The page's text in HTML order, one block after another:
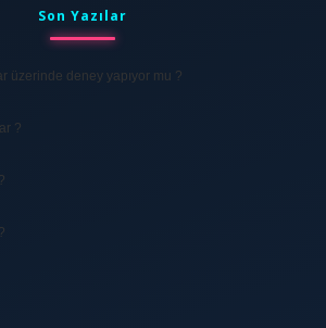
Son Yazılar
üzerinde deney yapıyor mu ?
?